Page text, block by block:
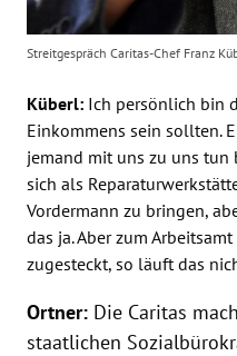
Streitgespräch Caritas-Chef Franz
Küberl: Ich persönlich bin
Einkommens sein sollten.
jemand mit uns zu uns
sich als
Vordermann zu bringen,
das ja. Aber zumArbeitsamt
zugesteckt, so läuft das
Ortner: Die Caritas
staatlichen